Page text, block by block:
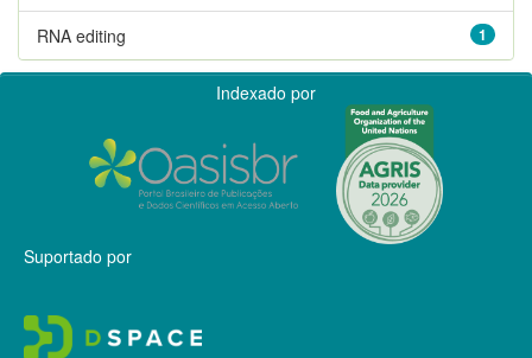
1
RNA editing
Indexado por
Suportado por